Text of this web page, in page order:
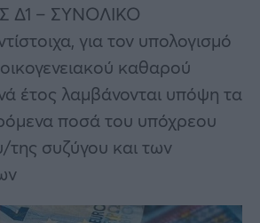
Δ1 – ΣΥΝΟΛΙΚΟ
για τον υπολογισμό
καθαρού
έτος λαμβάνονται υπόψη τα
ποσά του υπόχρεου
συζύγου και των